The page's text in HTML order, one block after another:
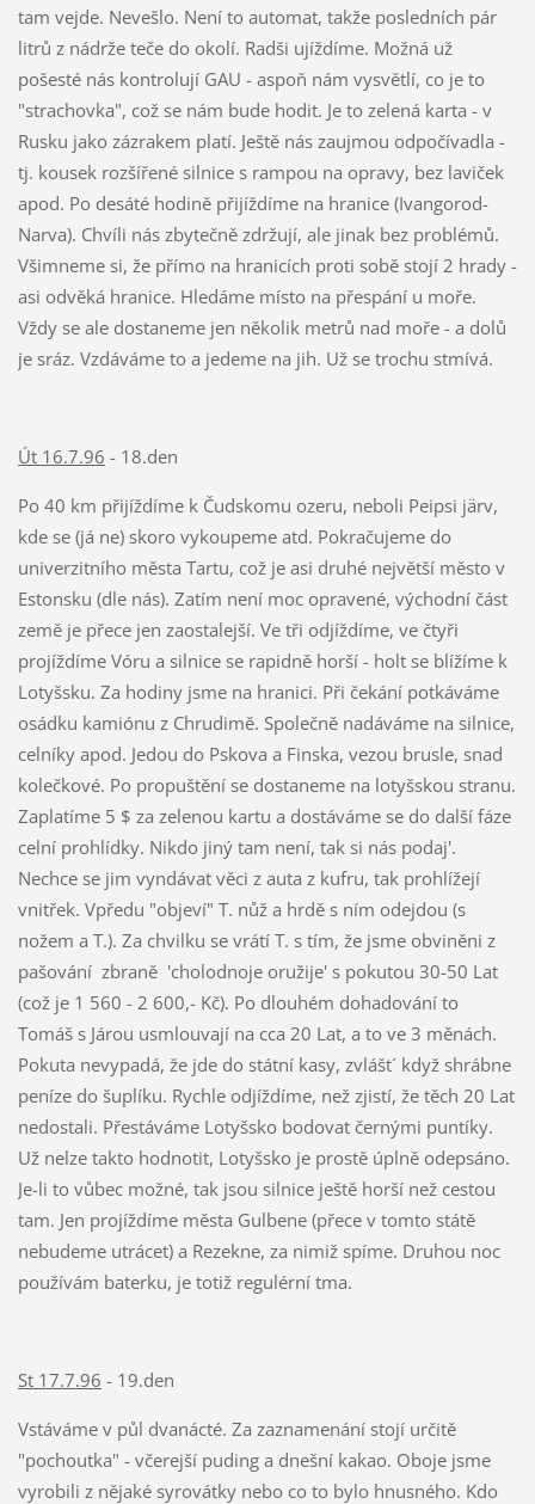
tam vejde. Nevešlo. Není to automat, takže posledních pár
litrů z nádrže teče do okolí. Radši ujíždíme. Možná už
pošesté nás kontrolují GAU - aspoň nám vysvětlí, co je to
"strachovka", což se nám bude hodit. Je to zelená karta - v
Rusku jako zázrakem platí. Ještě nás zaujmou odpočívadla -
tj. kousek rozšířené silnice s rampou na opravy, bez laviček
apod. Po desáté hodině přijíždíme na hranice (Ivangorod-
Narva). Chvíli nás zbytečně zdržují, ale jinak bez problémů.
Všimneme si, že přímo na hranicích proti sobě stojí 2 hrady -
asi odvěká hranice. Hledáme místo na přespání u moře.
Vždy se ale dostaneme jen několik metrů nad moře - a dolů
je sráz. Vzdáváme to a jedeme na jih. Už se trochu stmívá.
Út 16.7.96 - 18.den
Po 40 km přijíždíme k Čudskomu ozeru, neboli Peipsi järv,
kde se (já ne) skoro vykoupeme atd. Pokračujeme do
univerzitního města Tartu, což je asi druhé největší město v
Estonsku (dle nás). Zatím není moc opravené, východní část
země je přece jen zaostalejší. Ve tři odjíždíme, ve čtyři
projíždíme Vóru a silnice se rapidně horší - holt se blížíme k
Lotyšsku. Za hodiny jsme na hranici. Při čekání potkáváme
osádku kamiónu z Chrudimě. Společně nadáváme na silnice,
celníky apod. Jedou do Pskova a Finska, vezou brusle, snad
kolečkové. Po propuštění se dostaneme na lotyšskou stranu.
Zaplatíme 5 $ za zelenou kartu a dostáváme se do další fáze
celní prohlídky. Nikdo jiný tam není, tak si nás podaj'.
Nechce se jim vyndávat věci z auta z kufru, tak prohlížejí
vnitřek. Vpředu "objeví" T. nůž a hrdě s ním odejdou (s
nožem a T.). Za chvilku se vrátí T. s tím, že jsme obviněni z
pašování zbraně 'cholodnoje oružije' s pokutou 30-50 Lat
(což je 1 560 - 2 600,- Kč). Po dlouhém dohadování to
Tomáš s Járou usmlouvají na cca 20 Lat, a to ve 3 měnách.
Pokuta nevypadá, že jde do státní kasy, zvlášt´ když shrábne
peníze do šuplíku. Rychle odjíždíme, než zjistí, že těch 20 Lat
nedostali. Přestáváme Lotyšsko bodovat černými puntíky.
Už nelze takto hodnotit, Lotyšsko je prostě úplně odepsáno.
Je-li to vůbec možné, tak jsou silnice ještě horší než cestou
tam. Jen projíždíme města Gulbene (přece v tomto státě
nebudeme utrácet) a Rezekne, za nimiž spíme. Druhou noc
používám baterku, je totiž regulérní tma.
St 17.7.96 - 19.den
Vstáváme v půl dvanácté. Za zaznamenání stojí určitě
"pochoutka" - včerejší puding a dnešní kakao. Oboje jsme
vyrobili z nějaké syrovátky nebo co to bylo hnusného. Kdo